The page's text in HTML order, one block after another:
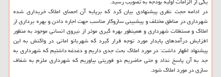
در ادامه حجت نظری پیشنهادی بیان كرد كه برپایه آن احصای املاك خریداری شده
شهرداری در مناطق مختلف و پیشبینی سازوكار مناسب جهت اجاره دادن و بهره برداری از
املاك و مستغلات شهرداری و همینطور بهره گیری موثر از نیروی انسانی موجود به منظور
افزایش درآمدهای پایدار مورد توجه قرار گیرد كه شهربانو امانی در واكنش به این
پیشنهاد اظهار داشت: در مورد املاك بحث جدی داریم و دغدغه داشتیم كه شهرداری به
جد به آن پاسخ نداد و حتی حاضریم دو فوریتی بیاوریم كه شهرداری ملزم به شفاف
سازی در مورد املاك شود.